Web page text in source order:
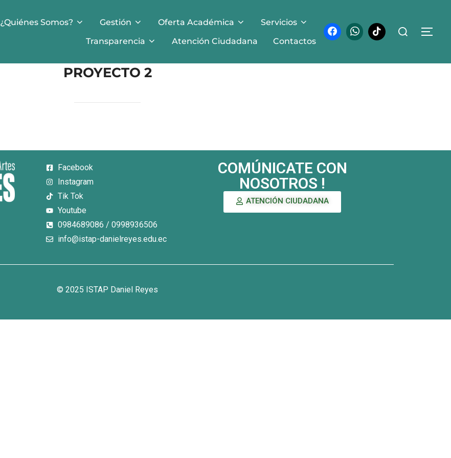
¿Quiénes Somos? Gestión Oferta Académica
Servicios
Transparencia
Atención Ciudadana Contactos
PROYECTO 2
Facebook
Instagram
Tik Tok
Youtube
0984689086 / 0998936506
info@istap-danielreyes.edu.ec
COMÚNICATE CON
NOSOTROS !
ATENCIÓN CIUDADANA
© 2025 ISTAP Daniel Reyes